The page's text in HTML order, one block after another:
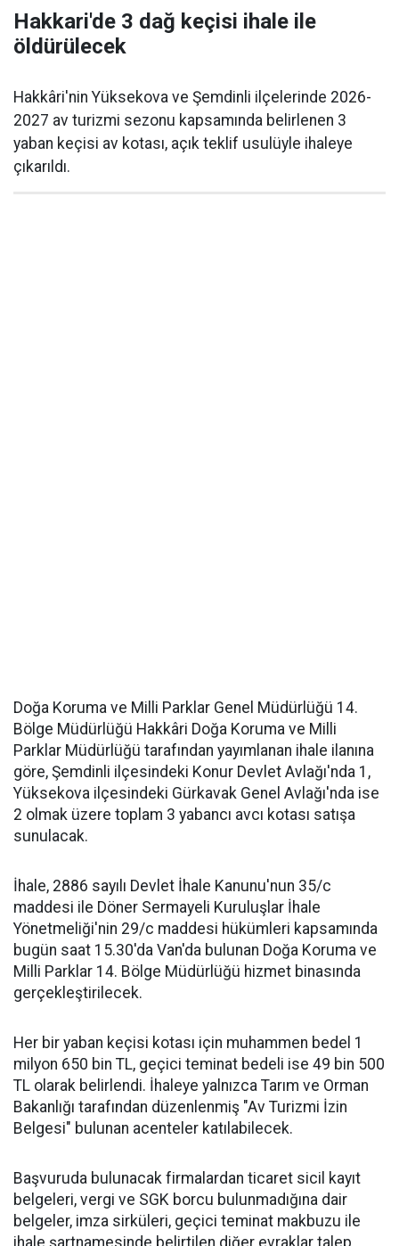
Hakkari'de 3 dağ keçisi ihale ile
öldürülecek
Hakkâri'nin Yüksekova ve Şemdinli ilçelerinde 2026-
2027 av turizmi sezonu kapsamında belirlenen 3
yaban keçisi av kotası, açık teklif usulüyle ihaleye
çıkarıldı.
Doğa Koruma ve Milli Parklar Genel Müdürlüğü 14.
Bölge Müdürlüğü Hakkâri Doğa Koruma ve Milli
Parklar Müdürlüğü tarafından yayımlanan ihale ilanına
göre, Şemdinli ilçesindeki Konur Devlet Avlağı'nda 1,
Yüksekova ilçesindeki Gürkavak Genel Avlağı'nda ise
2 olmak üzere toplam 3 yabancı avcı kotası satışa
sunulacak.
İhale, 2886 sayılı Devlet İhale Kanunu'nun 35/c
maddesi ile Döner Sermayeli Kuruluşlar İhale
Yönetmeliği'nin 29/c maddesi hükümleri kapsamında
bugün saat 15.30'da Van'da bulunan Doğa Koruma ve
Milli Parklar 14. Bölge Müdürlüğü hizmet binasında
gerçekleştirilecek.
Her bir yaban keçisi kotası için muhammen bedel 1
milyon 650 bin TL, geçici teminat bedeli ise 49 bin 500
TL olarak belirlendi. İhaleye yalnızca Tarım ve Orman
Bakanlığı tarafından düzenlenmiş "Av Turizmi İzin
Belgesi" bulunan acenteler katılabilecek.
Başvuruda bulunacak firmalardan ticaret sicil kayıt
belgeleri, vergi ve SGK borcu bulunmadığına dair
belgeler, imza sirküleri, geçici teminat makbuzu ile
ihale şartnamesinde belirtilen diğer evraklar talep